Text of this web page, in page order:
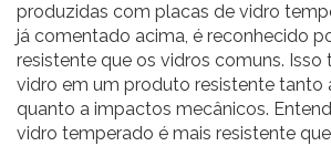
produzidas com placas de vidro
já comentado acima, é reconhecido
resistente que os vidros comuns. Isso
vidro em um produto resistente tanto
quanto a impactos mecânicos.
vidro temperado é mais resistente